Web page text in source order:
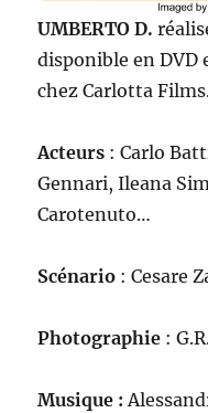
UMBERTO D.
disponible en DVD
chez Carlotta
Acteurs : Carlo
Gennari, Ileana
Carotenuto…
Scénario : Cesare
Photographie :
Musique :